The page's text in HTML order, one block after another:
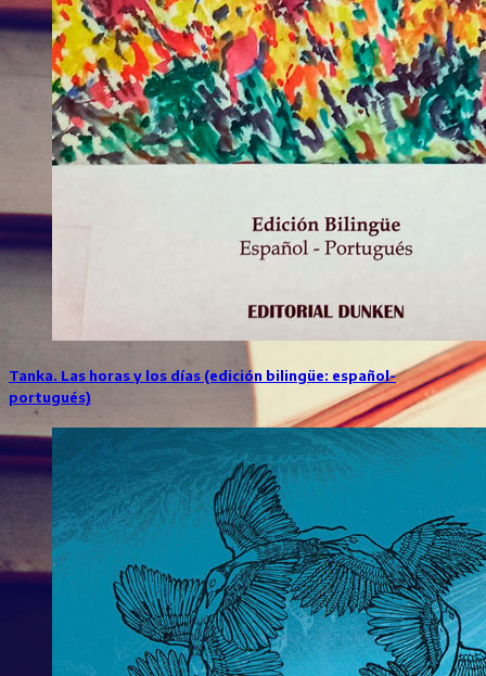
Tanka. Las horas y los días (edición bilingüe: español-
portugués)